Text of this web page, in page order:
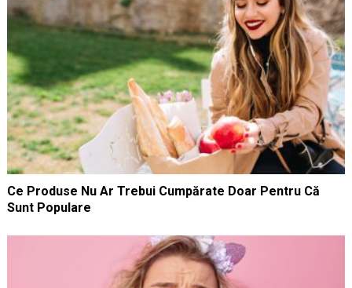
Ce Produse Nu Ar Trebui Cumpărate Doar Pentru Că
Sunt Populare